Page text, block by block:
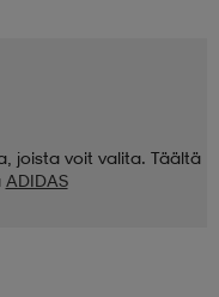
joista voit valita. Täältä
ADIDAS